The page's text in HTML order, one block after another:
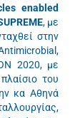
enabled
, με
στην
2020, με
του
κα Αθηνά